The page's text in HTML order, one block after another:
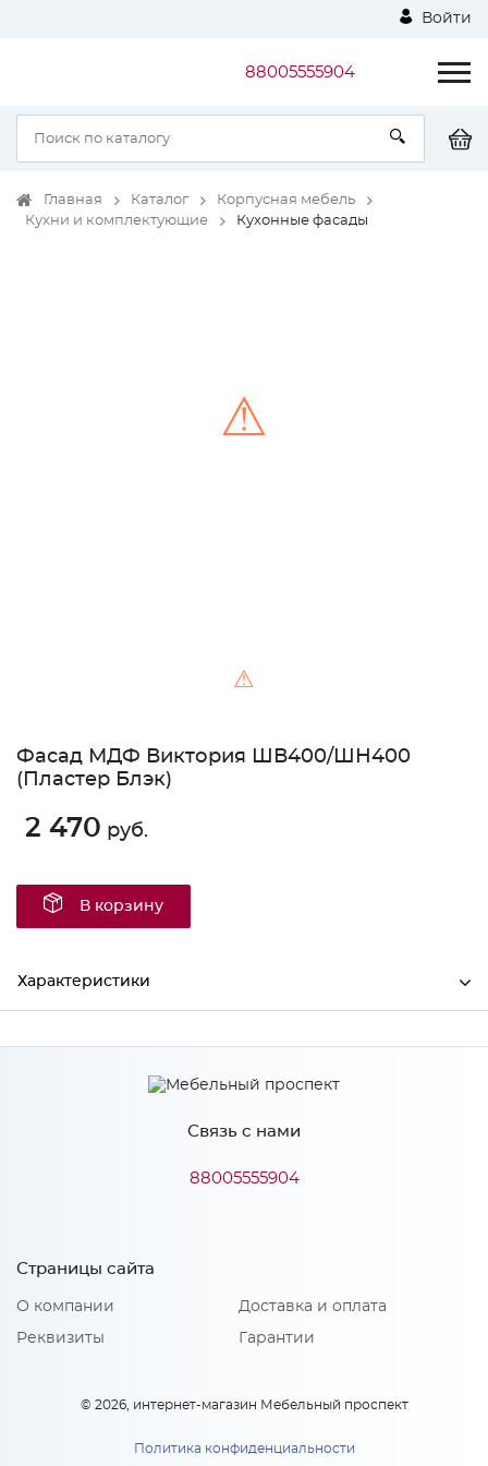
Войти
88005555904
Главная Каталог
Корпусная мебель
Кухни и комплектующие
Кухонные фасады
⚠
⚠
Фасад МДФ Виктория ШВ400/ШН400
(Пластер Блэк)
2 470 руб.
В корзину
Характеристики
Производитель МиФ
Пластер Блэк
Связь с нами
88005555904
Страницы сайта
О компании
Реквизиты
Доставка и оплата
Гарантии
© 2026, интернет-магазин Мебельный проспект
Политика конфиденциальности